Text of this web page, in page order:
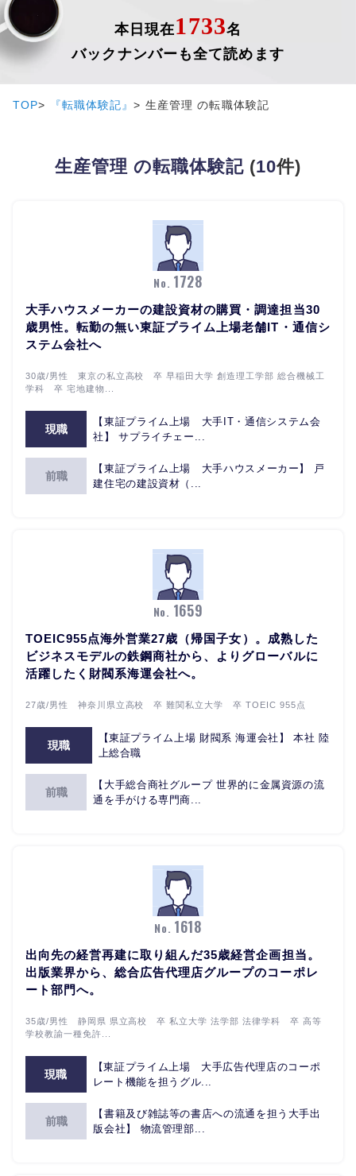
本日現在1733名
バックナンバーも全て読めます
TOP 『転職体験記』 生産管理 の転職体験記
生産管理 の転職体験記 (10件)
No. 1728
大手ハウスメーカーの建設資材の購買・調達担当30
歳男性。転勤の無い東証プライム上場老舗IT・通信シ
ステム会社へ
30歳/男性 東京の私立高校 卒 早稲田大学 創造理工学部 総合機械工
学科 卒 宅地建物...
現職
【東証プライム上場 大手IT・通信システム会
社】 サプライチェー...
前職
【東証プライム上場 大手ハウスメーカー】 戸
建住宅の建設資材（...
No. 1659
TOEIC955点海外営業27歳（帰国子女）。成熟した
ビジネスモデルの鉄鋼商社から、よりグローバルに
活躍したく財閥系海運会社へ。
27歳/男性 神奈川県立高校 卒 難関私立大学 卒 TOEIC 955点
現職
【東証プライム上場 財閥系 海運会社】 本社 陸
上総合職
前職
【大手総合商社グループ 世界的に金属資源の流
通を手がける専門商...
No. 1618
出向先の経営再建に取り組んだ35歳経営企画担当。
出版業界から、総合広告代理店グループのコーポレ
ート部門へ。
35歳/男性 静岡県 県立高校 卒 私立大学 法学部 法律学科 卒 高等
学校教諭一種免許...
現職
【東証プライム上場 大手広告代理店のコーポ
レート機能を担うグル...
前職
【書籍及び雑誌等の書店への流通を担う大手出
版会社】 物流管理部...